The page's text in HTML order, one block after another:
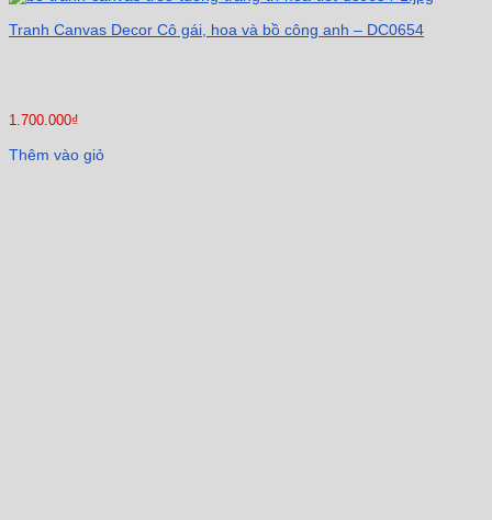
Tranh Canvas Decor Cô gái, hoa và bồ công anh – DC0654
1.700.000₫
Thêm vào giỏ